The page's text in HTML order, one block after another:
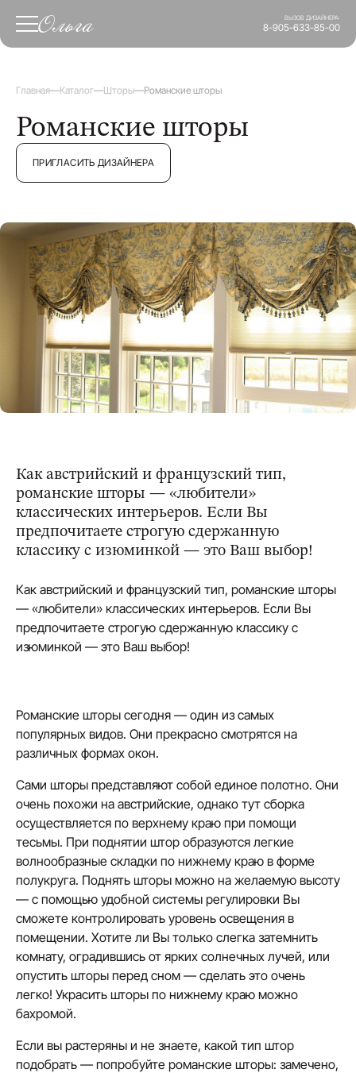
ВЫЗОВ ДИЗАЙНЕРА:
8-905-633-85-00
Главная—Каталог—Шторы—Романские шторы
Романские шторы
ПРИГЛАСИТЬ ДИЗАЙНЕРА
Как австрийский и французский тип,
романские шторы — «любители»
классических интерьеров. Если Вы
предпочитаете строгую сдержанную
классику с изюминкой — это Ваш выбор!
Как австрийский и французский тип, романские шторы
— «любители» классических интерьеров. Если Вы
предпочитаете строгую сдержанную классику с
изюминкой — это Ваш выбор!
Романские шторы сегодня — один из самых
популярных видов. Они прекрасно смотрятся на
различных формах окон.
Сами шторы представляют собой единое полотно. Они
очень похожи на австрийские, однако тут сборка
осуществляется по верхнему краю при помощи
тесьмы. При поднятии штор образуются легкие
волнообразные складки по нижнему краю в форме
полукруга. Поднять шторы можно на желаемую высоту
— с помощью удобной системы регулировки Вы
сможете контролировать уровень освещения в
помещении. Хотите ли Вы только слегка затемнить
комнату, оградившись от ярких солнечных лучей, или
опустить шторы перед сном — сделать это очень
легко! Украсить шторы по нижнему краю можно
бахромой.
Если вы растеряны и не знаете, какой тип штор
подобрать — попробуйте романские шторы: замечено,